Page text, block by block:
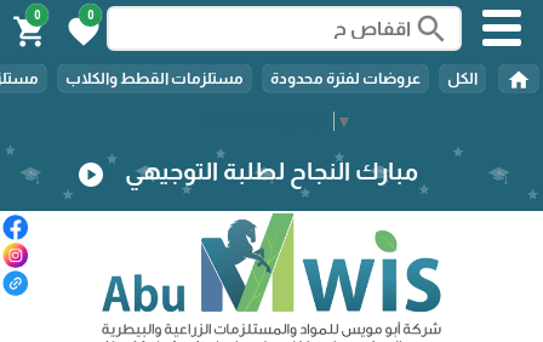
▼
search
0
favorite
0
shopping_cart
home الكل عروضات لفترة محدودة مستلزمات القطط والكلاب
مبارك النجاح لطلبة التوجيهي play_circle